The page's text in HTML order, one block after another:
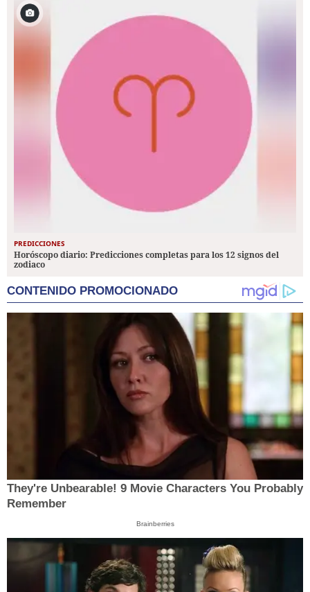
PREDICCIONES
Horóscopo diario: Predicciones completas para los 12 signos del
zodiaco
CONTENIDO PROMOCIONADO
They're Unbearable! 9 Movie Characters You Probably
Remember
Brainberries